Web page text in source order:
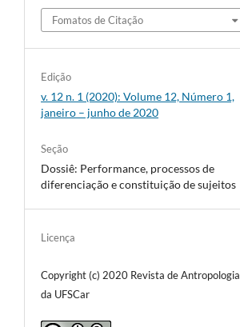
Fomatos de Citação
Edição
v. 12 n. 1 (2020): Volume 12, Número 1,
janeiro – junho de 2020
Seção
Dossiê: Performance, processos de
diferenciação e constituição de sujeitos
Licença
Copyright (c) 2020 Revista de Antropologia
da UFSCar